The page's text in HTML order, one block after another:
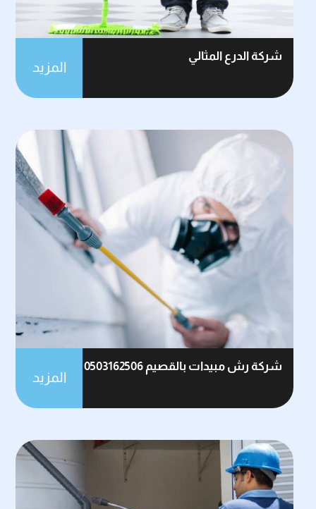
شركة الدرع المثالي
المزيد
شركة رش مبيدات بالقصيم 0503162506
المزيد